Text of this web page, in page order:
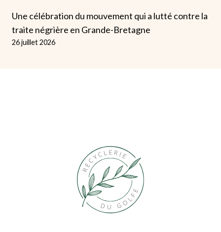
Une célébration du mouvement qui a lutté contre la
traite négrière en Grande-Bretagne
26 juillet 2026